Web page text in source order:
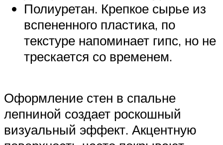
Полиуретан. Крепкое сырье из
вспененного пластика, по
текстуре напоминает гипс, но не
трескается со временем.
Оформление стен в спальне
лепниной создает роскошный
визуальный эффект. Акцентную